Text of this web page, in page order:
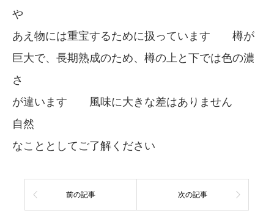
や
あえ物には重宝するために扱っています 樽が
巨大で、長期熟成のため、樽の上と下では色の濃
さ
が違います 風味に大きな差はありません
自然
なこととしてご了解ください
前の記事 次の記事